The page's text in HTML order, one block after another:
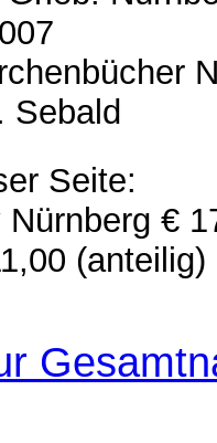
Sebald
Seite:
€
(anteilig)